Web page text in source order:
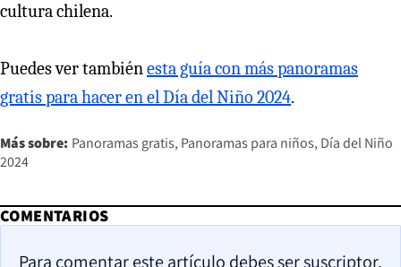
cultura chilena.
Puedes ver tambiénesta guía con más panoramas
gratis para hacer en el Día del Niño 2024.
Más sobre: Panoramas gratis Panoramas para niños Día del Niño
2024
COMENTARIOS
Para comentar este artículo debes ser suscriptor.